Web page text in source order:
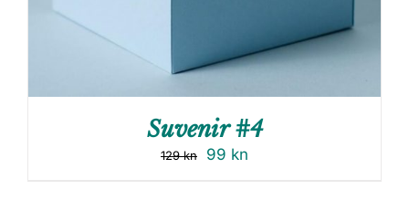
Suvenir #4
129kn 99 kn